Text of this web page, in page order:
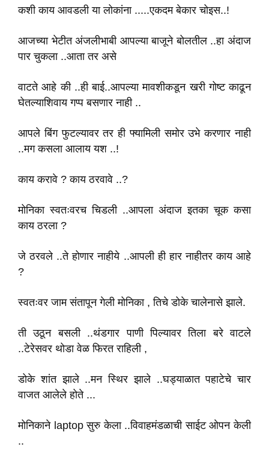
कशी काय आवडली या लोकांना .....एकदम बेकार चोइस..!
आजच्या भेटीत अंजलीभाबी आपल्या बाजूने बोलतील ..हा अंदाज
पार चुकला ..आता तर असे
वाटते आहे की ..ही बाई..आपल्या मावशीकडून खरी गोष्ट काढून
घेतल्याशिवाय गप्प बसणार नाही ..
आपले बिंग फुटल्यावर तर ही फ्यामिली समोर उभे करणार नाही
..मग कसला आलाय यश ..!
काय करावे ? काय ठरवावे ..?
मोनिका स्वतःवरच चिडली ..आपला अंदाज इतका चूक कसा
काय ठरला ?
जे ठरवले ..ते होणार नाहीये ..आपली ही हार नाहीतर काय आहे
?
स्वतःवर जाम संतापून गेली मोनिका , तिचे डोके चालेनासे झाले.
ती उठून बसली ..थंडगार पाणी पिल्यावर तिला बरे वाटले
..टेरेसवर थोडा वेळ फिरत राहिली ,
डोके शांत झाले ..मन स्थिर झाले ..घड्याळात पहाटेचे चार
वाजत आलेले होते ...
मोनिकाने laptop सुरु केला ..विवाहमंडळाची साईट ओपन केली
..